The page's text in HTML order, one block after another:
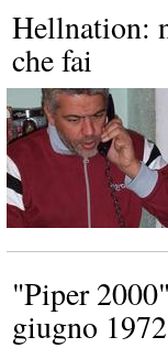
Hellnation:
che fai
"Piper
giugno